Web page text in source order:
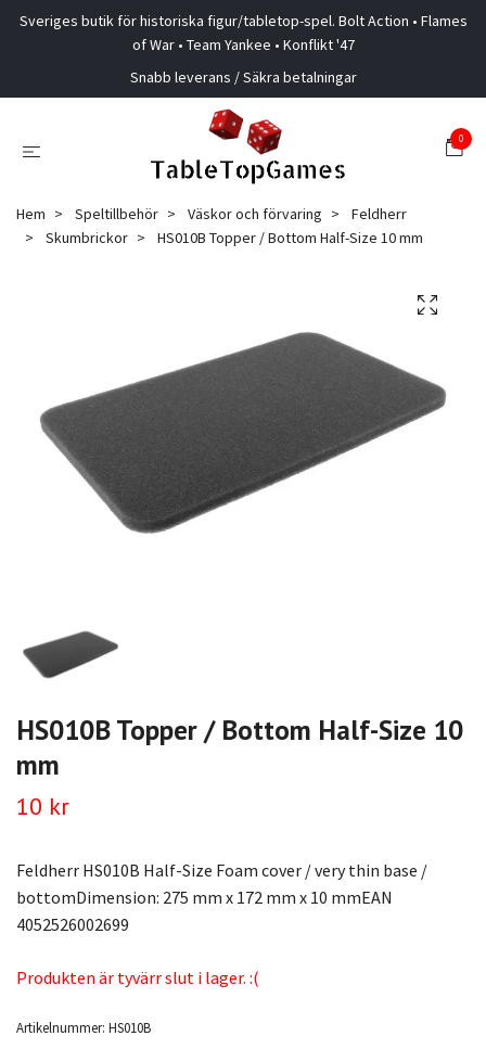
Sveriges butik för historiska figur/tabletop-spel. Bolt Action • Flames
of War • Team Yankee • Konflikt '47
Snabb leverans / Säkra betalningar
0
Hem Speltillbehör Väskor och förvaring
Feldherr
Skumbrickor
HS010B Topper / Bottom Half-Size 10 mm
HS010B Topper / Bottom Half-Size 10
mm
10 kr
Feldherr HS010B Half-Size Foam cover / very thin base /
bottomDimension: 275 mm x 172 mm x 10 mmEAN
4052526002699
Produkten är tyvärr slut i lager. :(
Artikelnummer: HS010B